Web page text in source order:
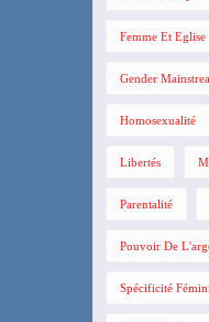
Femme Et Eglise
Gender
Homosexualité
Libertés
Parentalité
Pouvoir De
Spécificité